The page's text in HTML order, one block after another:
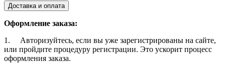
Доставка и оплата
Оформление заказа:
1. Авторизуйтесь, если вы уже зарегистрированы на сайте,
или пройдите процедуру регистрации. Это ускорит процесс
оформления заказа.